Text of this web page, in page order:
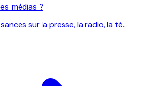
médias ?
sur la presse, la radio, la té...